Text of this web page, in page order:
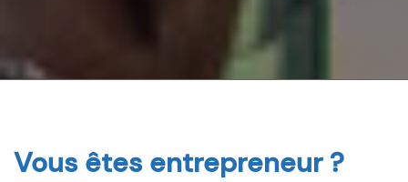
Vous êtes entrepreneur ?